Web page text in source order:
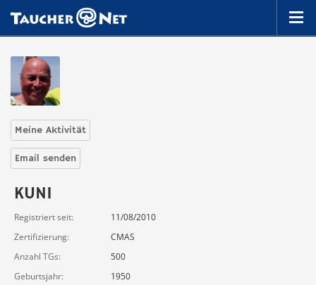
Meine Aktivität
Email senden
KUNI
Registriert seit
11/08/2010
Zertifizierung
CMAS
Anzahl TGs
500
Geburtsjahr
1950